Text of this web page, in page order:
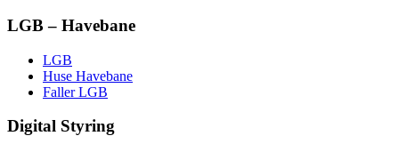
LGB – Havebane
LGB
Huse Havebane
Faller LGB
Digital Styring